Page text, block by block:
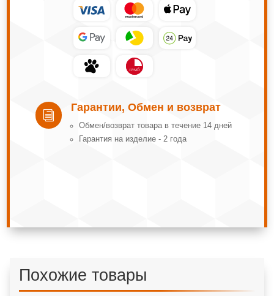
i
Гарантии, Обмен и возврат
Обмeн/вoзвpaт тoвapa в тeчeниe 14 днeй
Гарантия на изделие - 2 года
Похожие товары